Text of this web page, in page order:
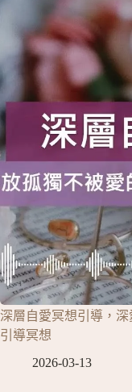
深層自愛冥想引導，
引導冥想
2026-03-13